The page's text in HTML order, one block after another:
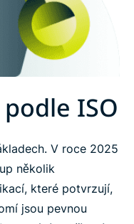
ISO
V roce 2025
několik
které potvrzují,
jsou pevnou